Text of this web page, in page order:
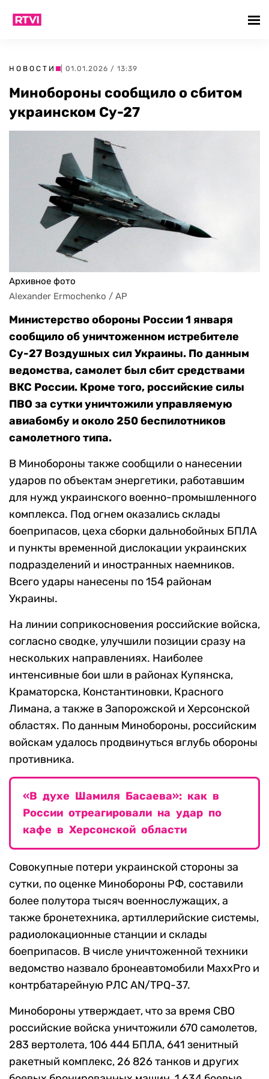
НОВОСТИ | 01.01.2026 / 13:39
Минобороны сообщило о сбитом
украинском Су-27
Архивное фото
Alexander Ermochenko / AP
Министерство обороны России 1 января
сообщило об уничтоженном истребителе
Су-27 Воздушных сил Украины. По данным
ведомства, самолет был сбит средствами
ВКС России. Кроме того, российские силы
ПВО за сутки уничтожили управляемую
авиабомбу и около 250 беспилотников
самолетного типа.
В Минобороны также сообщили о нанесении
ударов по объектам энергетики, работавшим
для нужд украинского военно-промышленного
комплекса. Под огнем оказались склады
боеприпасов, цеха сборки дальнобойных БПЛА
и пункты временной дислокации украинских
подразделений и иностранных наемников.
Всего удары нанесены по 154 районам
Украины.
На линии соприкосновения российские войска,
согласно сводке, улучшили позиции сразу на
нескольких направлениях. Наиболее
интенсивные бои шли в районах Купянска,
Краматорска, Константиновки, Красного
Лимана, а также в Запорожской и Херсонской
областях. По данным Минобороны, российским
войскам удалось продвинуться вглубь обороны
противника.
«В духе Шамиля Басаева»: как в
России отреагировали на удар по
кафе в Херсонской области
Совокупные потери украинской стороны за
сутки, по оценке Минобороны РФ, составили
более полутора тысяч военнослужащих, а
также бронетехника, артиллерийские системы,
радиолокационные станции и склады
боеприпасов. В числе уничтоженной техники
ведомство назвало бронеавтомобили MaxxPro и
контрбатарейную РЛС AN/TPQ-37.
Минобороны утверждает, что за время СВО
российские войска уничтожили 670 самолетов,
283 вертолета, 106 444 БПЛА, 641 зенитный
ракетный комплекс, 26 826 танков и других